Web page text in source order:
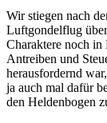
Wir stiegen nach
Luftgondelflug
Charaktere noch in
Antreiben und
herausfordernd
ja auch mal dafür
den Heldenbogen